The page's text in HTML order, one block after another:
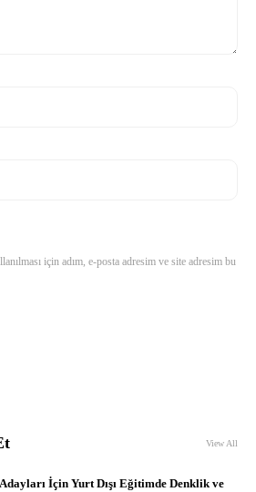
için adım, e-posta adresim ve site adresim bu
View All
İçin Yurt Dışı Eğitimde Denklik ve